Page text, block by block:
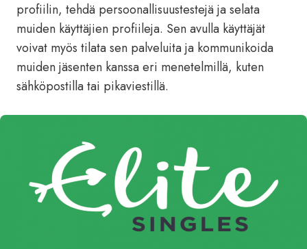
profiilin, tehdä persoonallisuustestejä ja selata
muiden käyttäjien profiileja. Sen avulla käyttäjät
voivat myös tilata sen palveluita ja kommunikoida
muiden jäsenten kanssa eri menetelmillä, kuten
sähköpostilla tai pikaviestillä.